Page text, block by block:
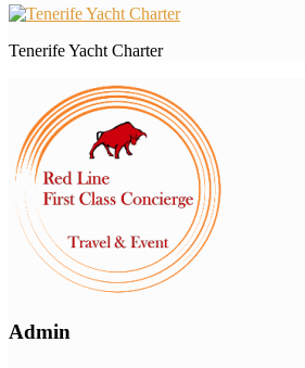
Tenerife Yacht Charter
Admin